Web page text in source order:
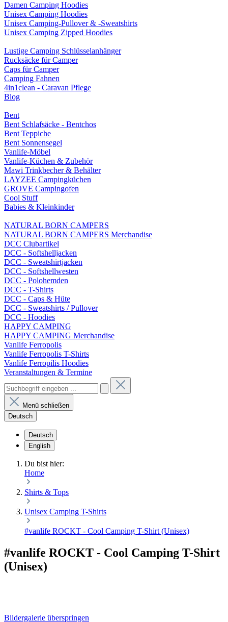
Damen Camping Hoodies
Unisex Camping Hoodies
Unisex Camping-Pullover & -Sweatshirts
Unisex Camping Zipped Hoodies
Lustige Camping Schlüsselanhänger
Rucksäcke für Camper
Caps für Camper
Camping Fahnen
4in1clean - Caravan Pflege
Blog
Bent
Bent Schlafsäcke - Bentchos
Bent Teppiche
Bent Sonnensegel
Vanlife-Möbel
Vanlife-Küchen & Zubehör
Mawi Trinkbecher & Behälter
LAYZEE Campingküchen
GROVE Campingofen
Cool Stuff
Babies & Kleinkinder
NATURAL BORN CAMPERS
NATURAL BORN CAMPERS Merchandise
DCC Clubartikel
DCC - Softshelljacken
DCC - Sweatshirtjacken
DCC - Softshellwesten
DCC - Polohemden
DCC - T-Shirts
DCC - Caps & Hüte
DCC - Sweatshirts / Pullover
DCC - Hoodies
HAPPY CAMPING
HAPPY CAMPING Merchandise
Vanlife Ferropolis
Vanlife Ferropolis T-Shirts
Vanlife Ferropilis Hoodies
Veranstaltungen & Termine
Menü schließen
Deutsch
Deutsch
English
Du bist hier:
Home
Shirts & Tops
Unisex Camping T-Shirts
#vanlife ROCKT - Cool Camping T-Shirt (Unisex)
#vanlife ROCKT - Cool Camping T-Shirt
(Unisex)
Bildergalerie überspringen